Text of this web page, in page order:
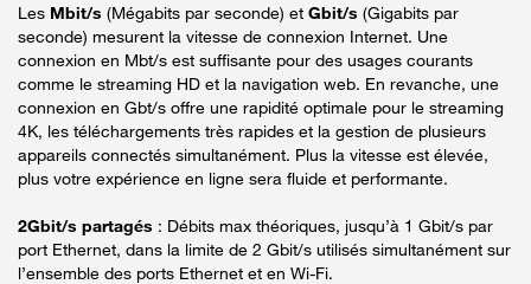
Les Mbit/s (Mégabits par seconde) et Gbit/s (Gigabits par
seconde) mesurent la vitesse de connexion Internet. Une
connexion en Mbt/s est suffisante pour des usages courants
comme le streaming HD et la navigation web. En revanche, une
connexion en Gbt/s offre une rapidité optimale pour le streaming
4K, les téléchargements très rapides et la gestion de plusieurs
appareils connectés simultanément. Plus la vitesse est élevée,
plus votre expérience en ligne sera fluide et performante.
2Gbit/s partagés : Débits max théoriques, jusqu’à 1 Gbit/s par
port Ethernet, dans la limite de 2 Gbit/s utilisés simultanément sur
l’ensemble des ports Ethernet et en Wi-Fi.